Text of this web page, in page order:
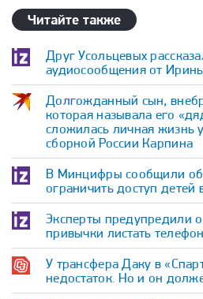
Читайте также
Друг Усольцевых
аудиосообщения от
Долгожданный сын,
которая называла его
сложилась личная жизнь
сборной России Карпина
В Минцифры сообщили об
ограничить доступ детей
Эксперты предупредили
привычки листать
У трансфера Даку в
недостаток. Но и он